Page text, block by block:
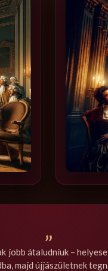
„
jobb átaludniuk –
majd újjászületnek